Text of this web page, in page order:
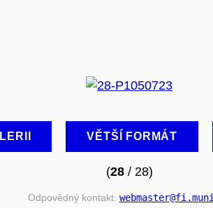
VĚTŠÍ FORMÁT
(28/ 28)
Odpovědný kontakt: webmaster@fi .muni